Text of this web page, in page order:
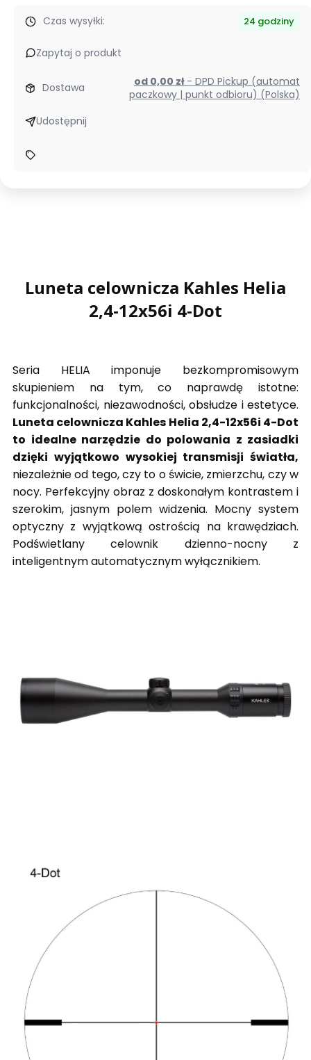
Czas wysyłki: 24 godziny
Zapytaj o produkt
Dostawa od 0,00 zł - DPD Pickup (automat
paczkowy | punkt odbioru) (Polska)
Udostępnij
Luneta celownicza Kahles Helia
2,4-12x56i 4-Dot
Seria HELIA imponuje bezkompromisowym
skupieniem na tym, co naprawdę istotne:
funkcjonalności, niezawodności, obsłudze i estetyce.
Luneta celownicza Kahles Helia 2,4-12x56i 4-Dot
to idealne narzędzie do polowania z zasiadki
dzięki wyjątkowo wysokiej transmisji światła,
niezależnie od tego, czy to o świcie, zmierzchu, czy w
nocy. Perfekcyjny obraz z doskonałym kontrastem i
szerokim, jasnym polem widzenia. Mocny system
optyczny z wyjątkową ostrością na krawędziach.
Podświetlany celownik dzienno-nocny z
inteligentnym automatycznym wyłącznikiem.